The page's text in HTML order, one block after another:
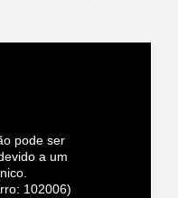
pode ser
a um
102006)